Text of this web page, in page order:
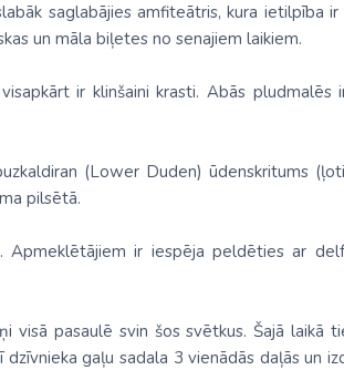
saglabājies amfiteātris, kura ietilpība
un māla biļetes no senajiem laikiem.
ir klinšaini krasti. Abās pludmalēs
(Lower Duden) ūdenskritums
pilsētā.
ir iespēja peldēties ar
visā pasaulē svin šos svētkus. Šajā laikā
gaļu sadala 3 vienādās daļās un